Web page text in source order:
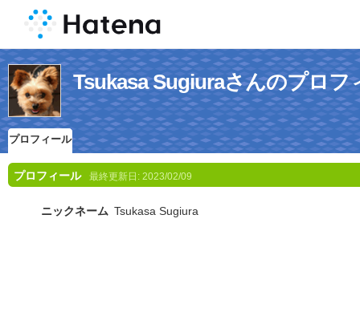
Tsukasa Sugiuraさんのプロフ
プロフィール
プロフィール 最終更新日: 2023/02/09
ニックネーム Tsukasa Sugiura